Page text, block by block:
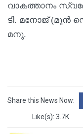
വാകത്താനം
ടി. മനോജ് (മുൻ
മനു.
Share this News Now:
Like(s): 3.7K